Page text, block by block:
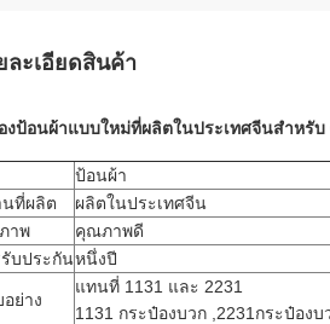
ละเอียดสินค้า
งป้อนผ้าแบบใหม่ที่ผลิตในประเทศจีนสำหรั
ป้อนผ้า
นที่ผลิต
ผลิตในประเทศจีน
าพ
คุณภาพดี
รับประกันหนึ่งปี
ย่าง
แทนที่ 1131 และ 2231
1131 กระป๋องบวก ,2231กระป๋องบ